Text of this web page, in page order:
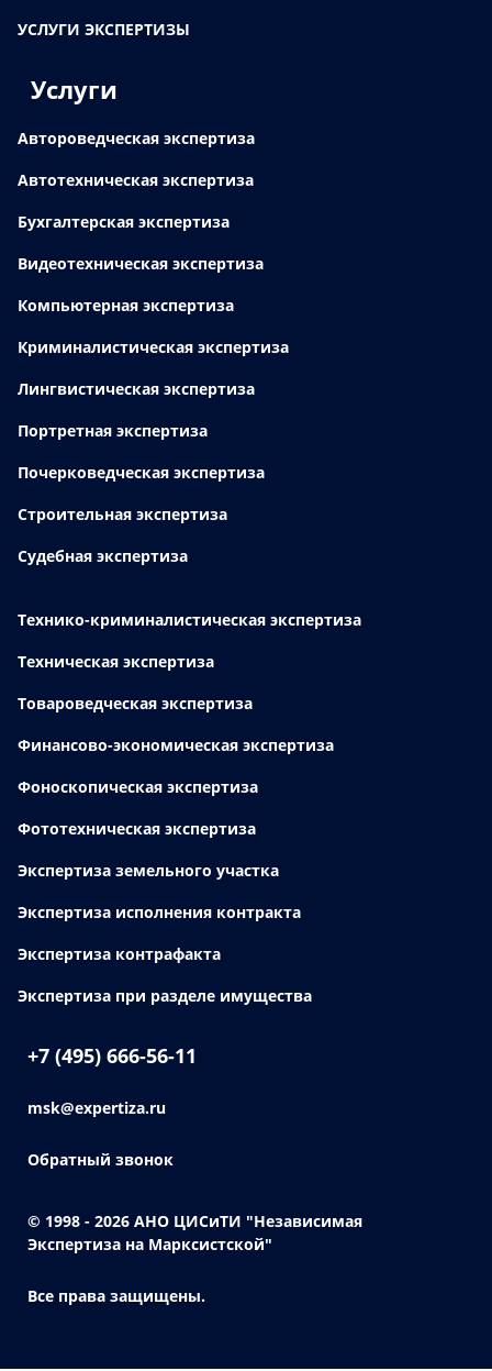
УСЛУГИ ЭКСПЕРТИЗЫ
Услуги
Автороведческая экспертиза
Автотехническая экспертиза
Бухгалтерская экспертиза
Видеотехническая экспертиза
Компьютерная экспертиза
Криминалистическая экспертиза
Лингвистическая экспертиза
Портретная экспертиза
Почерковедческая экспертиза
Строительная экспертиза
Судебная экспертиза
Технико-криминалистическая экспертиза
Техническая экспертиза
Товароведческая экспертиза
Финансово-экономическая экспертиза
Фоноскопическая экспертиза
Фототехническая экспертиза
Экспертиза земельного участка
Экспертиза исполнения контракта
Экспертиза контрафакта
Экспертиза при разделе имущества
+7 (495) 666-56-11
msk@expertiza.ru
Обратный звонок
© 1998 - 2026 АНО ЦИСиТИ "Независимая
Экспертиза на Марксистской"
Все права защищены.